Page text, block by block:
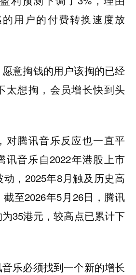
用户的付费转换速度放
意掏钱的用户该掏的已经
太想掏，会员增长快到头
对腾讯音乐反应也一直平
讯音乐自2022年港股上市
，2025年8月触及历史高
至2026年5月26日，腾讯
35港元，较高点已累计下
乐必须找到一个新的增长